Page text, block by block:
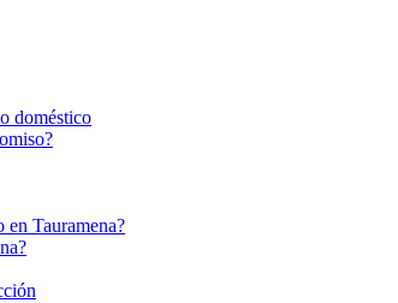
doméstico
en Tauramena?